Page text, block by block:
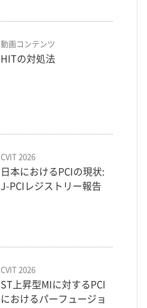
動画コンテンツ
HITの対処法
CVIT 2026
日本におけるPCIの現状:
J-PCIレジストリー報告
CVIT 2026
ST上昇型MIに対するPCI
におけるパーフュージョ